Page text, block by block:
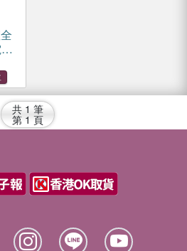
共 1 筆
第 1 頁